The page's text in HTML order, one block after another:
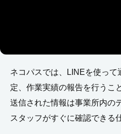
ネコパスでは、LINEを使っ
定、作業実績の報告を行うこ
送信された情報は事業所内の
スタッフがすぐに確認できる